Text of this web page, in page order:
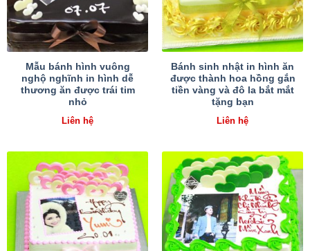
Mẫu bánh hình vuông
nghộ nghĩnh in hình dễ
thương ăn được trái tim
nhỏ
Liên hệ
Bánh sinh nhật in hình ăn
được thành hoa hồng gắn
tiền vàng và đô la bắt mắt
tặng bạn
Liên hệ